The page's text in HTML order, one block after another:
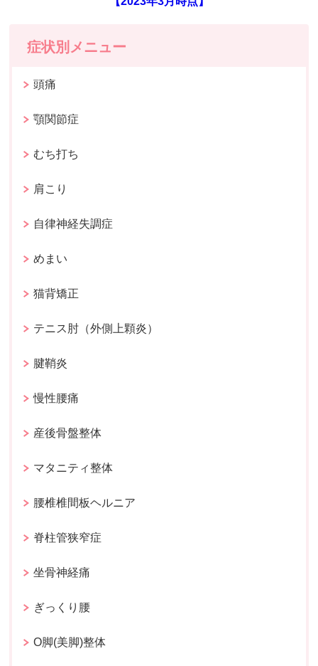
症状別メニュー
頭痛
顎関節症
むち打ち
肩こり
自律神経失調症
めまい
猫背矯正
テニス肘（外側上顆炎）
腱鞘炎
慢性腰痛
産後骨盤整体
マタニティ整体
腰椎椎間板ヘルニア
脊柱管狭窄症
坐骨神経痛
ぎっくり腰
O脚(美脚)整体